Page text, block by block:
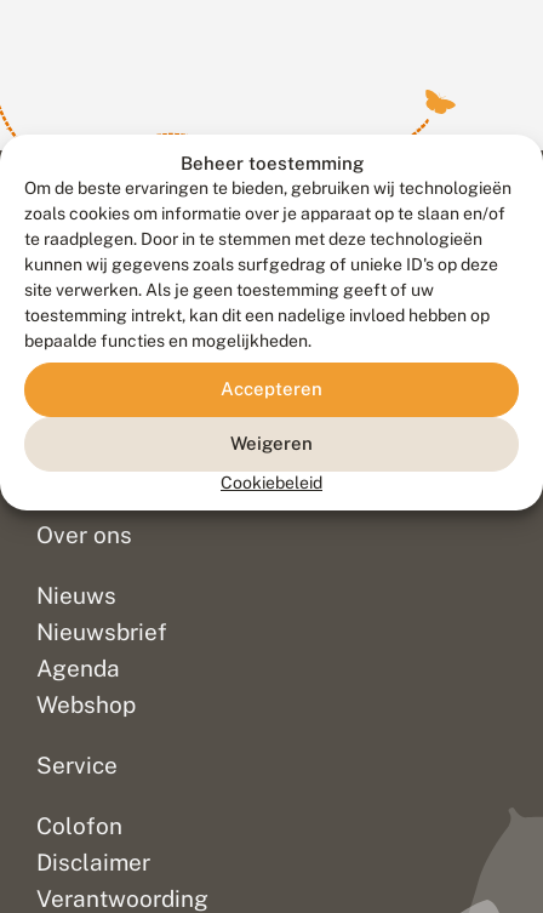
Beheer toestemming
Om de beste ervaringen te bieden, gebruiken wij technologieën
zoals cookies om informatie over je apparaat op te slaan en/of
te raadplegen. Door in te stemmen met deze technologieën
kunnen wij gegevens zoals surfgedrag of unieke ID's op deze
site verwerken. Als je geen toestemming geeft of uw
toestemming intrekt, kan dit een nadelige invloed hebben op
bepaalde functies en mogelijkheden.
Accepteren
Weigeren
Cookiebeleid
Contact
Veelgestelde vragen
Doneer
Over ons
Nieuws
Nieuwsbrief
Agenda
Webshop
Service
Colofon
Disclaimer
Verantwoording
Meld waarnemingen© 2026 Vlinderstichting
Duurzaam ontwikkeld door
Go2People
, ontworpen door
Blue Field Agency
Privacy
Disclaimer
Sitemap